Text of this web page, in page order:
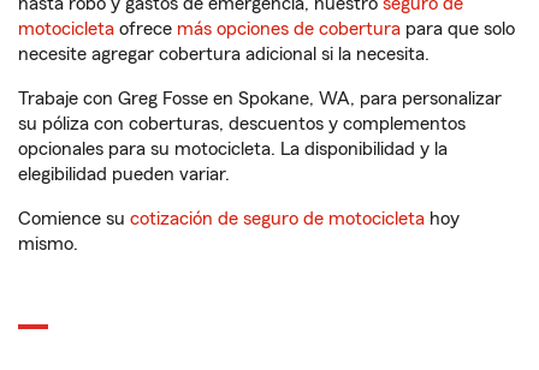
motocicleta ofrece más opciones de cobertura para que solo
necesite agregar cobertura adicional si la necesita.
Trabaje con Greg Fosse en Spokane, WA, para personalizar
su póliza con coberturas, descuentos y complementos
opcionales para su motocicleta. La disponibilidad y la
elegibilidad pueden variar.
Comience su cotización de seguro de motocicleta hoy
mismo.